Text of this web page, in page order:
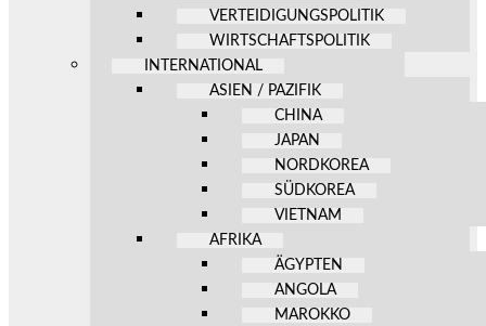
VERTEIDIGUNGSPOLITIK
WIRTSCHAFTSPOLITIK
INTERNATIONAL
ASIEN / PAZIFIK
CHINA
JAPAN
NORDKOREA
SÜDKOREA
VIETNAM
AFRIKA
ÄGYPTEN
ANGOLA
MAROKKO